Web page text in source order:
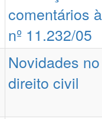
comentários
nº 11.232/05
Novidades no
direito civil